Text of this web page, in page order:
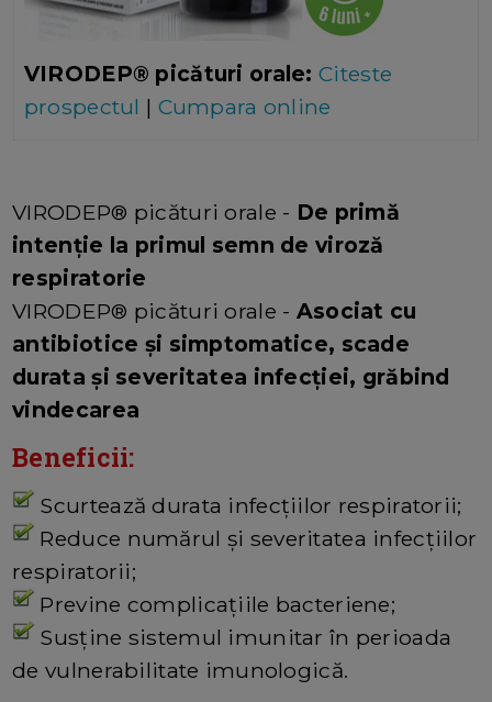
VIRODEP® picături orale: Citeste
prospectul | Cumpara online
VIRODEP® picături orale - De primă
intenție la primul semn de viroză
respiratorie
VIRODEP® picături orale - Asociat cu
antibiotice și simptomatice, scade
durata și severitatea infecției, grăbind
vindecarea
Beneficii:
Scurtează durata infecțiilor respiratorii;
Reduce numărul și severitatea infecțiilor
respiratorii;
Previne complicațiile bacteriene;
Susține sistemul imunitar în perioada
de vulnerabilitate imunologică.